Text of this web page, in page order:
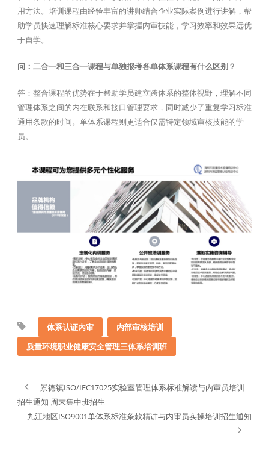
用方法。培训课程由经验丰富的讲师结合企业实际案例进行讲解，帮
助学员快速理解标准核心要求并掌握内审技能，学习效率和效果远优
于自学。
问：二合一和三合一课程与单独报考各单体系课程有什么区别？
答：整合课程的优势在于帮助学员建立跨体系的整体视野，理解不同
管理体系之间的内在联系和接口管理要求，同时减少了重复学习标准
通用条款的时间。单体系课程则更适合仅需特定领域审核技能的学
员。
体系认证内审
内部审核培训
质量环境职业健康安全管理三体系培训班
景德镇ISO/IEC17025实验室管理体系标准解读与内审员培训
招生通知 周末集中班招生
九江地区ISO9001单体系标准条款精讲与内审员实操培训招生通知